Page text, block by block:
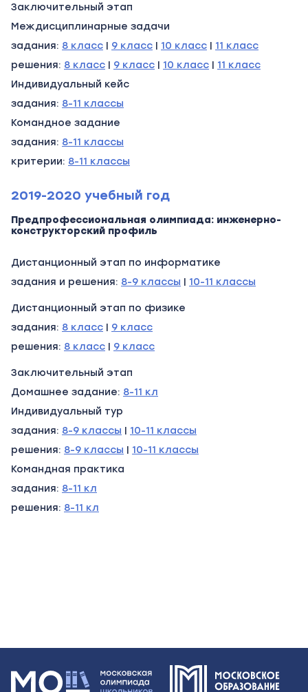
Заключительный этап
Междисциплинарные задачи
задания: 8 класс | 9 класс | 10 класс | 11 класс
решения: 8 класс | 9 класс | 10 класс | 11 класс
Индивидуальный кейс
задания: 8-11 классы
Командное задание
задания: 8-11 классы
критерии: 8-11 классы
2019-2020 учебный год
Предпрофессиональная олимпиада: инженерно-
конструкторский профиль
Дистанционный этап по информатике
задания и решения: 8-9 классы | 10-11 классы
Дистанционный этап по физике
задания: 8 класс | 9 класс
решения: 8 класс | 9 класс
Заключительный этап
Домашнее задание: 8-11 кл
Индивидуальный тур
задания: 8-9 классы | 10-11 классы
решения: 8-9 классы | 10-11 классы
Командная практика
задания: 8-11 кл
решения: 8-11 кл